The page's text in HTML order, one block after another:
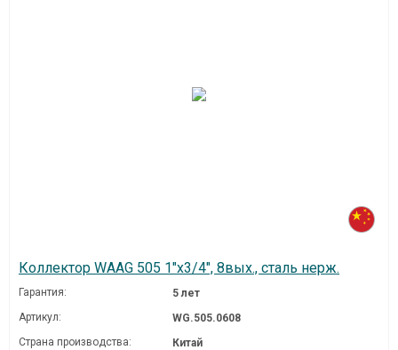
Коллектор WAAG 505 1"х3/4", 8вых., сталь нерж.
Гарантия:
5 лет
Артикул:
WG.505.0608
Страна производства:
Китай